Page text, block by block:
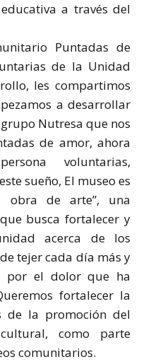
a través del
Puntadas de
de la Unidad
les compartimos
a desarrollar
Nutresa que nos
de amor, ahora
voluntarias,
sueño, El museo es
obra de arte”, una
busca fortalecer y
acerca de los
tejer cada día más y
por el dolor que ha
fortalecer la
de la promoción del
como parte
comunitarios.